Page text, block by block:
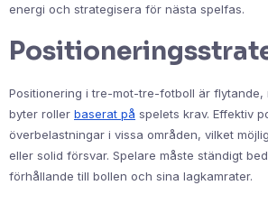
energi och strategisera för nästa spelfas.
Positionering i tre-mot-tre-fotboll är flytande,
byter roller baserat på spelets krav. Effektiv
överbelastningar i vissa områden, vilket
eller solid försvar. Spelare måste ständigt
förhållande till bollen och sina lagkamrater.